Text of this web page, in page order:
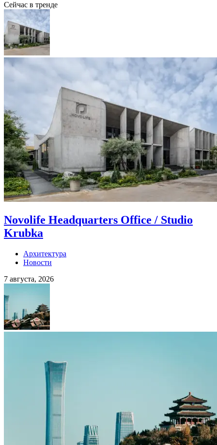
Сейчас в тренде
Novolife Headquarters Office / Studio
Krubka
Архитектура
Новости
7 августа, 2026